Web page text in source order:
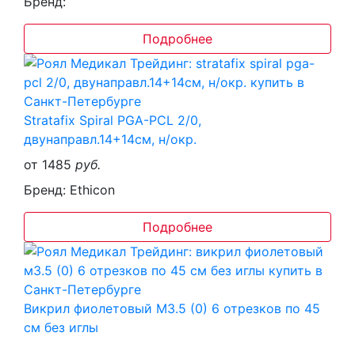
Подробнее
Stratafix Spiral PGA-PCL 2/0,
двунаправл.14+14см, н/окр.
от 1485 руб.
Бренд: Ethicon
Подробнее
Викрил фиолетовый М3.5 (0) 6 отрезков по 45
см без иглы